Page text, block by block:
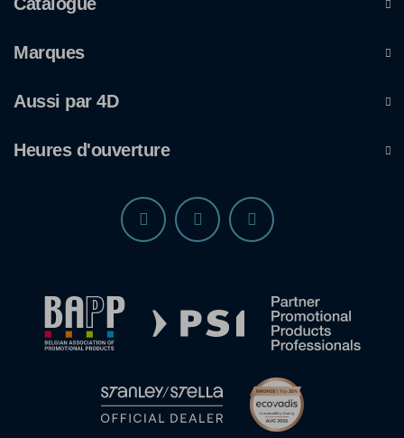
Marques
Aussi par 4D
Heures d'ouverture